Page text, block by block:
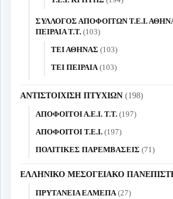
ΣΥΛΛΟΓΟΣ ΑΠΟΦΟΙΤΩΝ Τ.Ε.Ι.
ΠΕΙΡΑΙΑ Τ.Τ. (103)
ΤΕΙ ΑΘΗΝΑΣ (103)
ΤΕΙ ΠΕΙΡΑΙΑ(103)
ΑΝΤΙΣΤΟΙΧΙΣΗ ΠΤΥΧΙΩΝ (198)
ΑΠΟΦΟΙΤΟΙ Α.Ε.Ι. Τ.Τ. (197)
ΑΠΟΦΟΙΤΟΙ Τ.Ε.Ι. (197)
ΠΟΛΙΤΙΚΕΣ ΠΑΡΕΜΒΑΣΕΙΣ (71)
ΕΛΛΗΝΙΚΟ ΜΕΣΟΓΕΙΑΚΟ
ΠΡΥΤΑΝΕΙΑ ΕΛΜΕΠΑ(27)